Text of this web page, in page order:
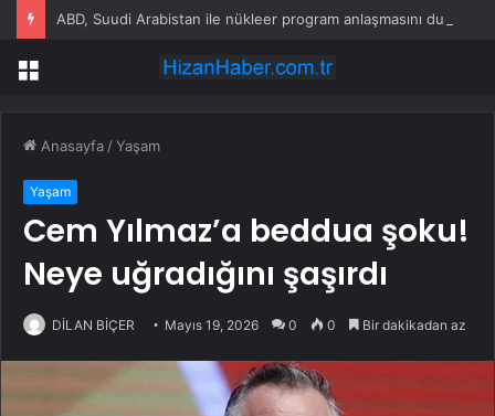
Menü
Anasayfa /Yaşam
Yaşam
Cem Yılmaz’a beddua şoku!
Neye uğradığını şaşırdı
DİLAN BİÇER Mayıs 19, 2026 0 0 Bir dakikadan az